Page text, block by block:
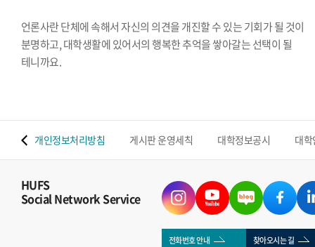
언론사란 단체에 속해서 자신의 의견을 개진할 수 있는 기회가 될 것이
분명하고, 대학생활에 있어서의 행복한 추억을 쌓아갈는 선택이 될
테니까요.
개인정보처리방침 게시판 운영세칙 대학정보공시 대
HUFS
Social Network Service
전화번호 안내 찾아오시는 길